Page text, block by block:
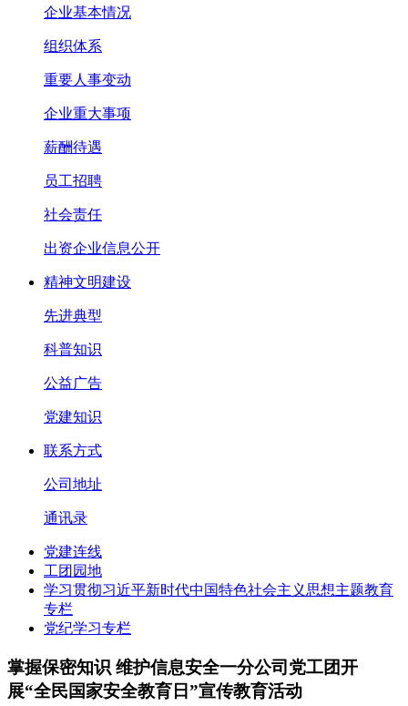
企业基本情况
组织体系
重要人事变动
企业重大事项
薪酬待遇
员工招聘
社会责任
出资企业信息公开
精神文明建设
先进典型
科普知识
公益广告
党建知识
联系方式
公司地址
通讯录
党建连线
工团园地
学习贯彻习近平新时代中国特色社会主义思想主题教育
专栏
党纪学习专栏
掌握保密知识 维护信息安全一分公司党工团开
展“全民国家安全教育日”宣传教育活动